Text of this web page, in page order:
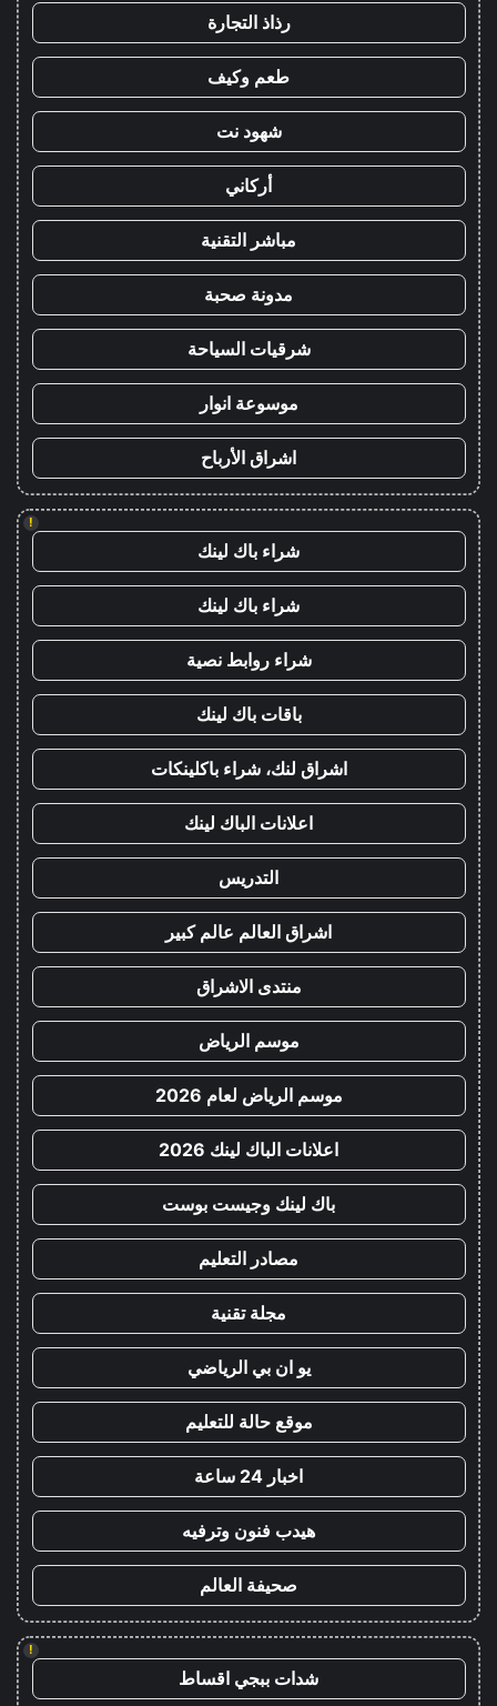
رذاذ التجارة
طعم وكيف
شهود نت
أركاني
مباشر التقنية
مدونة صحبة
شرقيات السياحة
موسوعة انوار
اشراق الأرباح
!
شراء باك لينك
شراء باك لينك
شراء روابط نصية
باقات باك لينك
اشراق لنك، شراء باكلينكات
اعلانات الباك لينك
التدريس
اشراق العالم عالم كبير
منتدى الاشراق
موسم الرياض
موسم الرياض لعام 2026
اعلانات الباك لينك 2026
باك لينك وجيست بوست
مصادر التعليم
مجلة تقنية
يو ان بي الرياضي
موقع حالة للتعليم
اخبار 24 ساعة
هيدب فنون وترفيه
صحيفة العالم
!
شدات ببجي اقساط